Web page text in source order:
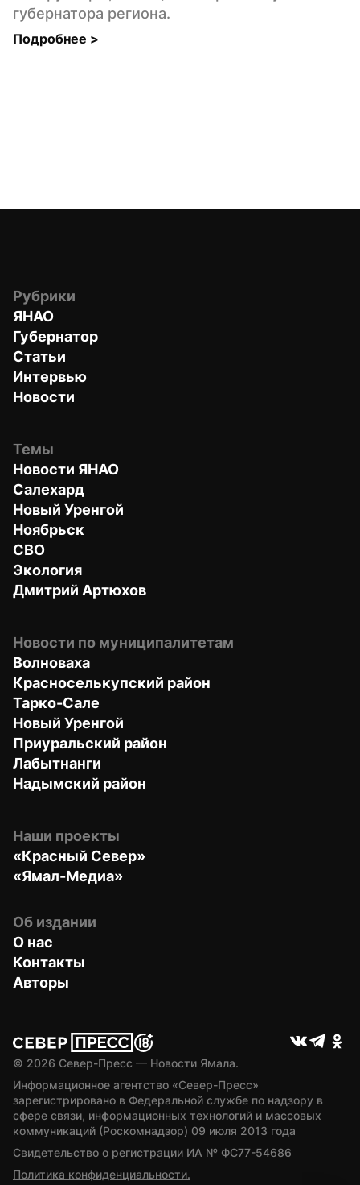
губернатора региона.
Подробнее >
Рубрики
ЯНАО
Губернатор
Статьи
Интервью
Новости
Темы
Новости ЯНАО
Салехард
Новый Уренгой
Ноябрьск
СВО
Экология
Дмитрий Артюхов
Новости по муниципалитетам
Волноваха
Красноселькупский район
Тарко-Сале
Новый Уренгой
Приуральский район
Лабытнанги
Надымский район
Наши проекты
«Красный Север»
«Ямал-Медиа»
Об издании
О нас
Контакты
Авторы
© 2026 Север-Пресс — Новости Ямала.
Информационное агентство «Север-Пресс»
зарегистрировано в Федеральной службе по надзору в
сфере связи, информационных технологий и массовых
коммуникаций (Роскомнадзор) 09 июля 2013 года
Свидетельство о регистрации ИА № ФС77-54686
Политика конфиденциальности.